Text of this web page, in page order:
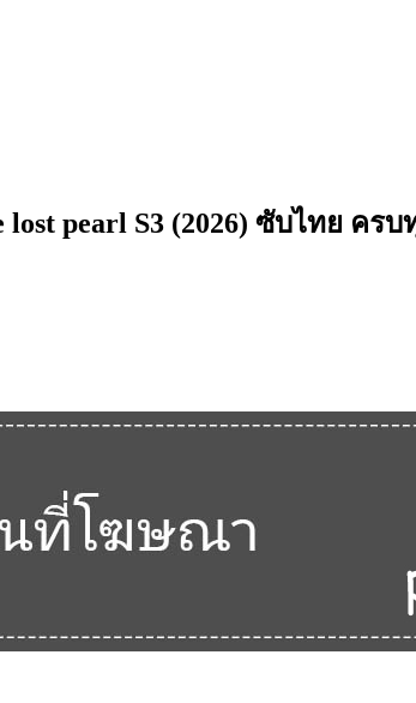
lost pearl S3 (2026) ซับไทย คร